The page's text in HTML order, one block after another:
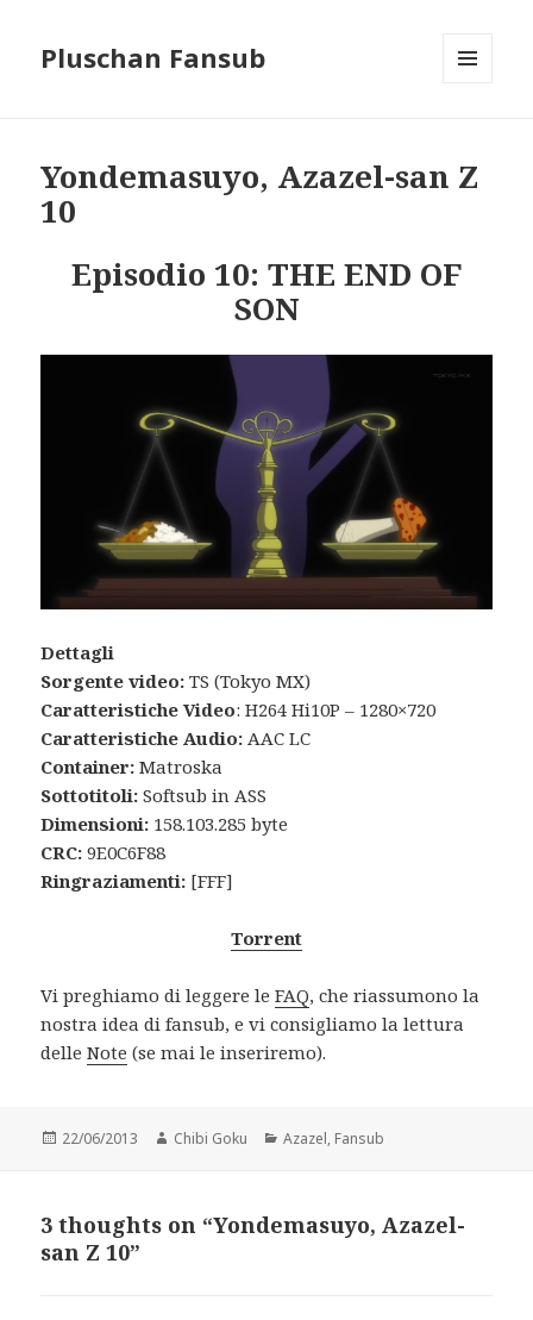
Pluschan Fansub
Yondemasuyo, Azazel-san Z
10
Episodio 10: THE END OF
SON
Dettagli
Sorgente video:TS (Tokyo MX)
Caratteristiche Video: H264 Hi10P – 1280×720
Caratteristiche Audio: AAC LC
Container: Matroska
Sottotitoli: Softsub in ASS
Dimensioni: 158.103.285 byte
CRC: 9E0C6F88
Ringraziamenti: [FFF]
Torrent
Vi preghiamo di leggere leFAQ, che riassumono la
nostra idea di fansub, e vi consigliamo la lettura
delleNote (se mai le inseriremo).
Posted
22/06/2013 Author
Chibi Goku Categories
Azazel, Fansub
3 thoughts on “Yondemasuyo, Azazel-
san Z 10”